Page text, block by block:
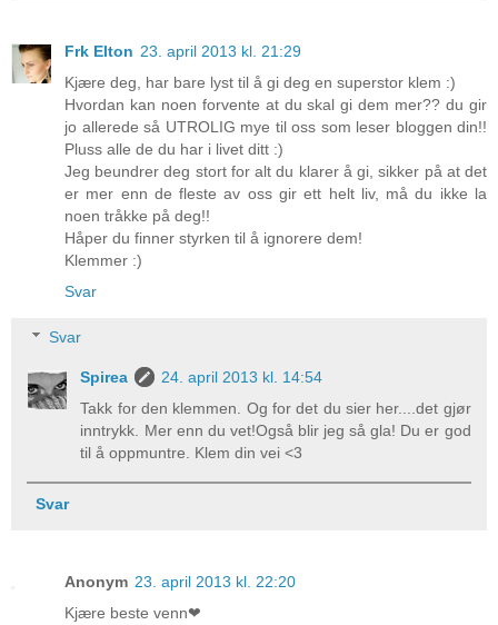
Frk Elton 23. april 2013 kl. 21:29
Kjære deg, har bare lyst til å gi deg en superstor klem :)
Hvordan kan noen forvente at du skal gi dem mer?? du gir
jo allerede så UTROLIG mye til oss som leser bloggen din!!
Pluss alle de du har i livet ditt :)
Jeg beundrer deg stort for alt du klarer å gi, sikker på at det
er mer enn de fleste av oss gir ett helt liv, må du ikke la
noen tråkke på deg!!
Håper du finner styrken til å ignorere dem!
Klemmer :)
Svar
Svar
Spirea
24. april 2013 kl. 14:54
Takk for den klemmen. Og for det du sier her....det gjør
inntrykk. Mer enn du vet!Også blir jeg så gla! Du er god
til å oppmuntre. Klem din vei <3
Svar
Anonym 23. april 2013 kl. 22:20
Kjære beste venn❤